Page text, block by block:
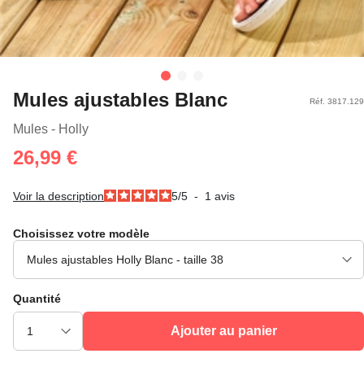
Mules ajustables Blanc
Mules - Holly
Réf. 3817.129
26,99 €
Voir la description 5/5 - 1 avis
Choisissez votre modèle
Quantité
Ajouter au panier